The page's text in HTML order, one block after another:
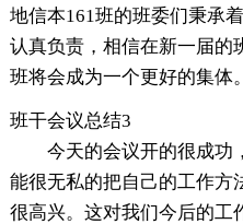
地信本161班的班委们秉承
认真负责，相信在新一届的
班将会成为一个更好的集体。
班干会议总结3
今天的会议开的很成功
能很无私的把自己的工作方
很高兴。这对我们今后的工